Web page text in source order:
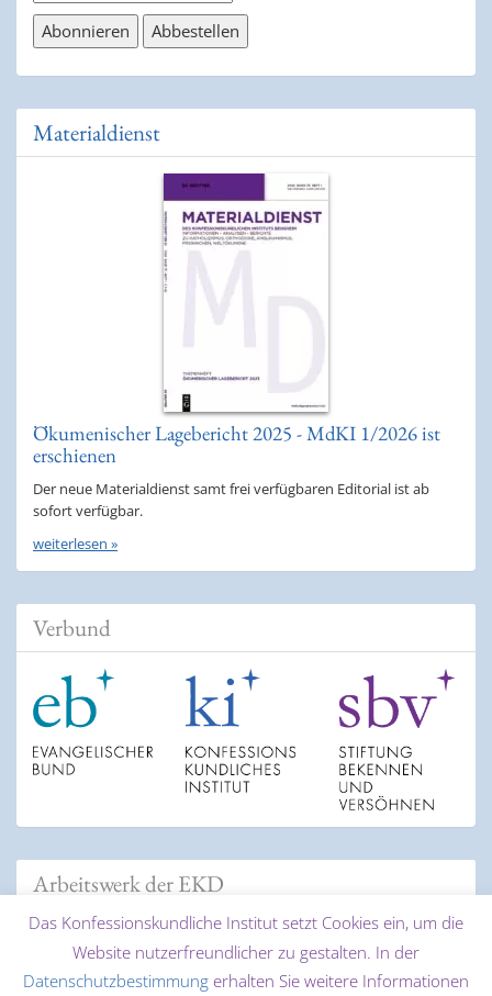
Materialdienst
Ökumenischer Lagebericht 2025 - MdKI 1/2026 ist
erschienen
Der neue Materialdienst samt frei verfügbaren Editorial ist ab
sofort verfügbar.
weiterlesen »
Verbund
Arbeitswerk der EKD
Das Konfessionskundliche Institut setzt Cookies ein, um die
Website nutzerfreundlicher zu gestalten. In der
Datenschutzbestimmung erhalten Sie weitere Informationen